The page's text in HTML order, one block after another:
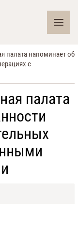
палата напоминает об
с
палата